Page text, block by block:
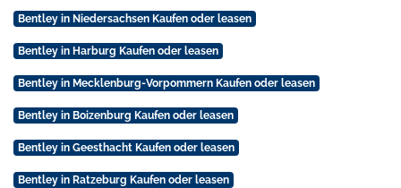
Bentley in Niedersachsen Kaufen oder leasen
Bentley in Harburg Kaufen oder leasen
Bentley in Mecklenburg-Vorpommern Kaufen oder leasen
Bentley in Boizenburg Kaufen oder leasen
Bentley in Geesthacht Kaufen oder leasen
Bentley in Ratzeburg Kaufen oder leasen